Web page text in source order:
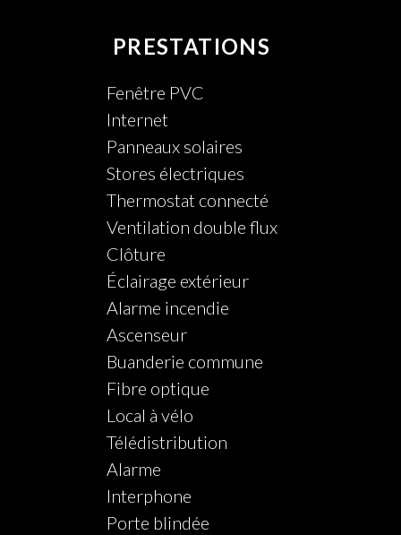
PRESTATIONS
Fenêtre PVC
Internet
Panneaux solaires
Stores électriques
Thermostat connecté
Ventilation double flux
Clôture
Éclairage extérieur
Alarme incendie
Ascenseur
Buanderie commune
Fibre optique
Local à vélo
Télédistribution
Alarme
Interphone
Porte blindée